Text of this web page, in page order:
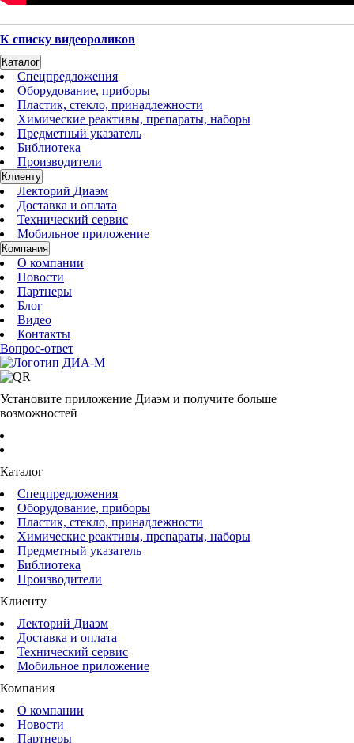
К списку видеороликов
Каталог
Спецпредложения
Оборудование, приборы
Пластик, стекло, принадлежности
Химические реактивы, препараты, наборы
Предметный указатель
Библиотека
Производители
Клиенту
Лекторий Диаэм
Доставка и оплата
Технический сервис
Мобильное приложение
Компания
О компании
Новости
Партнеры
Блог
Видео
Контакты
Вопрос-ответ
Установите приложение Диаэм и получите больше
возможностей
Каталог
Спецпредложения
Оборудование, приборы
Пластик, стекло, принадлежности
Химические реактивы, препараты, наборы
Предметный указатель
Библиотека
Производители
Клиенту
Лекторий Диаэм
Доставка и оплата
Технический сервис
Мобильное приложение
Компания
О компании
Новости
Партнеры